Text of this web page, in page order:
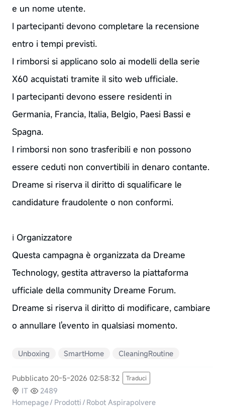
e un nome utente.
I partecipanti devono completare la recensione
entro i tempi previsti.
I rimborsi si applicano solo ai modelli della serie
X60 acquistati tramite il sito web ufficiale.
I partecipanti devono essere residenti in
Germania, Francia, Italia, Belgio, Paesi Bassi e
Spagna.
I rimborsi non sono trasferibili e non possono
essere ceduti non convertibili in denaro contante.
Dreame si riserva il diritto di squalificare le
candidature fraudolente o non conformi.
ℹ Organizzatore
Questa campagna è organizzata da Dreame
Technology, gestita attraverso la piattaforma
ufficiale della community Dreame Forum.
Dreame si riserva il diritto di modificare, cambiare
o annullare l'evento in qualsiasi momento.
Unboxing SmartHome CleaningRoutine
Pubblicato 20-5-2026 02:58:32 Traduci
IT
2489
Homepage/ Prodotti / Robot Aspirapolvere